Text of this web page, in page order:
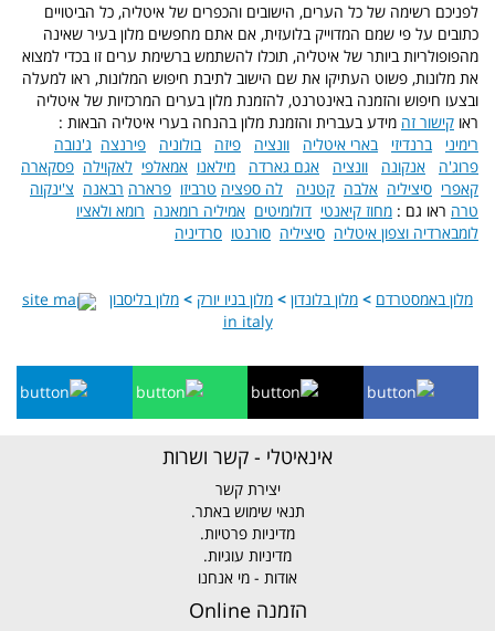
לפניכם רשימה של כל הערים, הישובים והכפרים של איטליה, כל הביטויים
כתובים על פי שמם המדוייק בלועזית, אם אתם מחפשים מלון בעיר שאינה
מהפופולריות ביותר של איטליה, תוכלו להשתמש ברשימת ערים זו בכדי למצוא
את מלונות, פשוט העתיקו את שם הישוב לתיבת חיפוש המלונות, ראו למעלה
ובצעו חיפוש והזמנה באינטרנט, להזמנת מלון בערים המרכזיות של איטליה
ראו קישור זה מידע בעברית והזמנת מלון בהנחה בערי איטליה הבאות :
רימיני
ברנדיזי בארי איטליה וונציה פיזה בולוניה פירנצה ג'נובה
פרוג'ה
אנקונה וונציה אגם גארדה מילאנו אמאלפי לאקוילה פסקארה
קאפרי סיציליה אלבה קטניה לה ספציה טרביזו פרארה רבאנה צ'ינקוה
טרה ראו גם : מחוז קיאנטי דולומיטים אמיליה רומאנה רומא ולאציו
לומבארדיה וצפון איטליה סיציליה סורנטו סרדיניה
מלון באמסטרדם > מלון בלונדון > מלון בניו יורק > מלון בליסבון
site map
in italy
אינאיטלי - קשר ושרות
יצירת קשר
תנאי שימוש באתר.
מדיניות פרטיות.
מדיניות עוגיות.
אודות - מי אנחנו
הזמנה Online